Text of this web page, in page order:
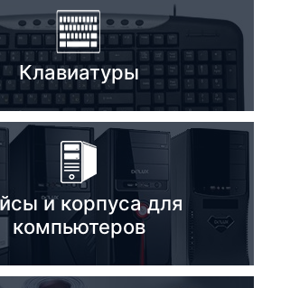
Клавиатуры
и корпуса для
компьютеров